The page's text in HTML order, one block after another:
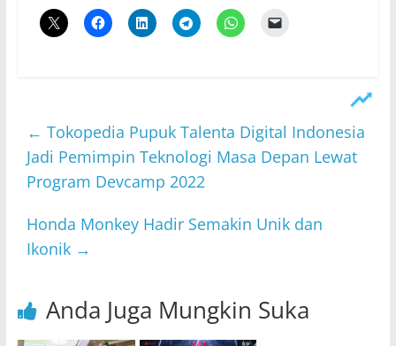
← Tokopedia Pupuk Talenta Digital Indonesia
Jadi Pemimpin Teknologi Masa Depan Lewat
Program Devcamp 2022
Honda Monkey Hadir Semakin Unik dan
Ikonik →
Anda Juga Mungkin Suka